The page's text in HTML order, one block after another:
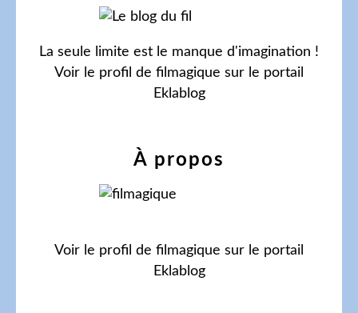
La seule limite est le manque d'imagination !
Voir le profil de filmagique sur le portail
Eklablog
À propos
Voir le profil de filmagique sur le portail
Eklablog